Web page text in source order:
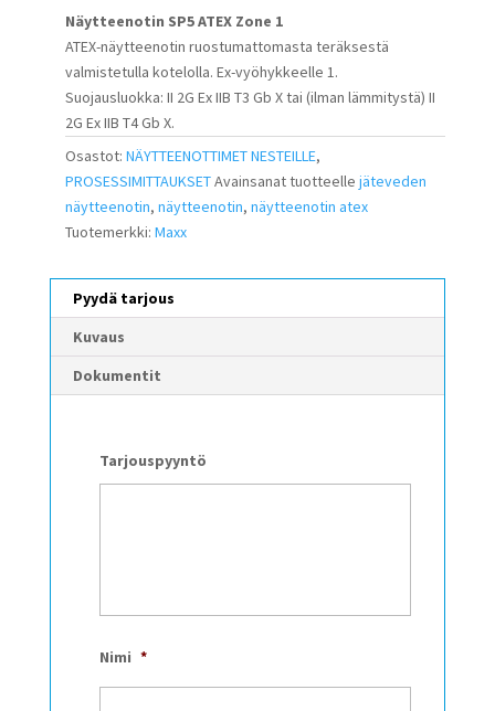
Näytteenotin SP5 ATEX Zone 1
ATEX-näytteenotin ruostumattomasta teräksestä
valmistetulla kotelolla. Ex-vyöhykkeelle 1.
Suojausluokka: II 2G Ex IIB T3 Gb X tai (ilman lämmitystä) II
2G Ex IIB T4 Gb X.
Osastot: NÄYTTEENOTTIMET NESTEILLE,
PROSESSIMITTAUKSETAvainsanat tuotteelle jäteveden
näytteenotin, näytteenotin, näytteenotin atex
Tuotemerkki: Maxx
Pyydä tarjous
Kuvaus
Dokumentit
Tarjouspyyntö
Nimi *